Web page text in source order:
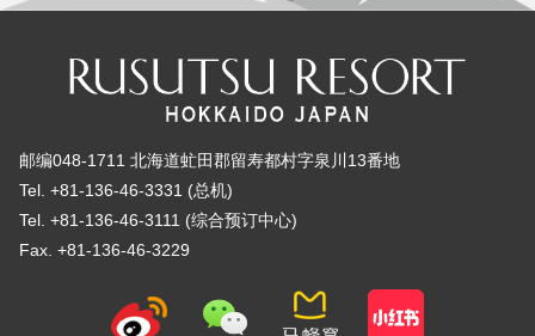
邮编048-1711 北海道虻田郡留寿都村字泉川13番地
Tel. +81-136-46-3331 (总机)
Tel. +81-136-46-3111 (综合预订中心)
Fax. +81-136-46-3229